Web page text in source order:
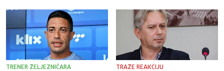
TRENER ŽELJEZNIČARA TRAŽE REAKCIJU